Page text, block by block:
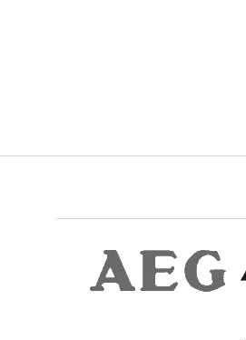
IKEA
INTEGRA
INTERFUNK